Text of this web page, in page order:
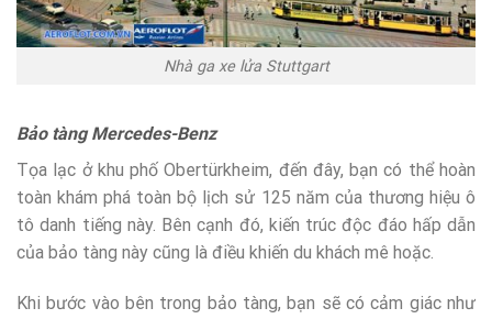
Nhà ga xe lửa Stuttgart
Bảo tàng Mercedes-Benz
Tọa lạc ở khu phố Obertürkheim, đến đây, bạn có thể hoàn
toàn khám phá toàn bộ lịch sử 125 năm của thương hiệu ô
tô danh tiếng này. Bên cạnh đó, kiến trúc độc đáo hấp dẫn
của bảo tàng này cũng là điều khiến du khách mê hoặc.
Khi bước vào bên trong bảo tàng, bạn sẽ có cảm giác như